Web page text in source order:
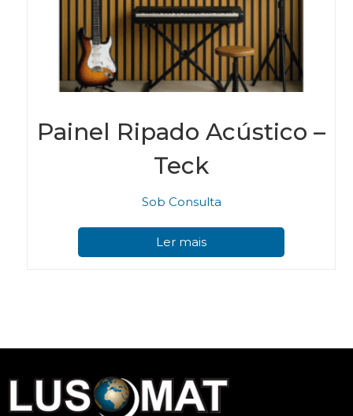
Painel Ripado Acústico –
Teck
Sob Consulta
Ler mais